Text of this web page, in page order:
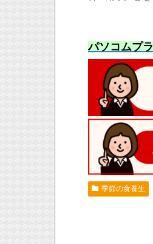
パソコムプ
季節の食養生